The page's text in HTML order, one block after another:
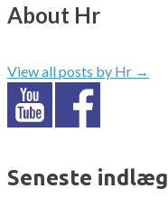
About Hr
View all posts by Hr →
Seneste indlæg